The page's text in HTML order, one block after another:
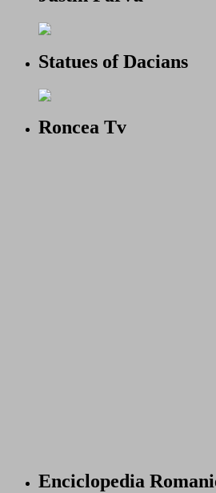
Statues of Dacians
Roncea Tv
Enciclopedia